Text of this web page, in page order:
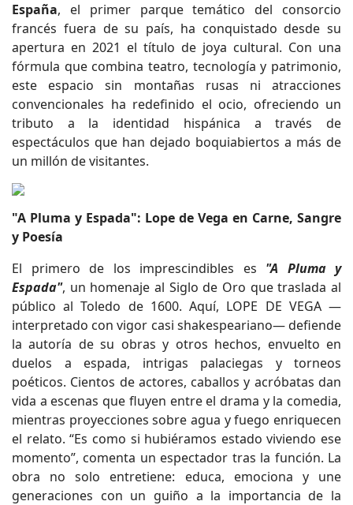
España, el primer parque temático del consorcio
francés fuera de su país, ha conquistado desde su
apertura en 2021 el título de joya cultural. Con una
fórmula que combina teatro, tecnología y patrimonio,
este espacio sin montañas rusas ni atracciones
convencionales ha redefinido el ocio, ofreciendo un
tributo a la identidad hispánica a través de
espectáculos que han dejado boquiabiertos a más de
un millón de visitantes.
"A Pluma y Espada": Lope de Vega en Carne, Sangre
y Poesía
El primero de los imprescindibles es "A Pluma y
Espada", un homenaje al Siglo de Oro que traslada al
público al Toledo de 1600. Aquí, LOPE DE VEGA —
interpretado con vigor casi shakespeariano— defiende
la autoría de su obras y otros hechos, envuelto en
duelos a espada, intrigas palaciegas y torneos
poéticos. Cientos de actores, caballos y acróbatas dan
vida a escenas que fluyen entre el drama y la comedia,
mientras proyecciones sobre agua y fuego enriquecen
el relato. “Es como si hubiéramos estado viviendo ese
momento”, comenta un espectador tras la función. La
obra no solo entretiene: educa, emociona y une
generaciones con un guiño a la importancia de la